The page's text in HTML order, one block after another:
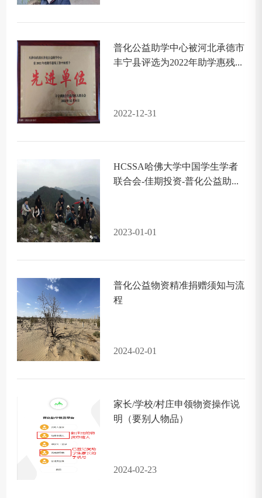
普化公益助学中心被河北承德市
丰宁县评选为2022年助学惠残...
2022-12-31
HCSSA哈佛大学中国学生学者
联合会-佳期投资-普化公益助...
2023-01-01
普化公益物资精准捐赠须知与流
程
2024-02-01
家长/学校/村庄申领物资操作说
明（要别人物品）
2024-02-23